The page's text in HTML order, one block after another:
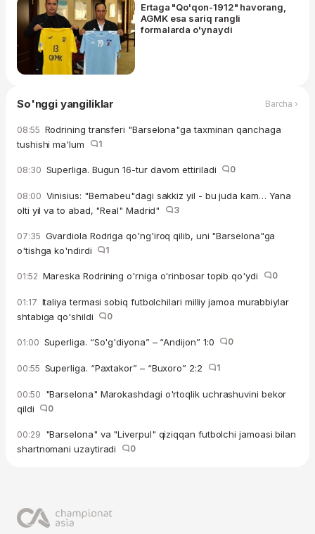
Ertaga "Qo'qon-1912" havorang,
AGMK esa sariq rangli
formalarda o'ynaydi
So'nggi yangiliklar Barcha ›
08:55 Rodrining transferi "Barselona"ga taxminan qanchaga
tushishi ma'lum
1
08:30 Superliga. Bugun 16-tur davom ettiriladi 0
08:00 Vinisius: "Bernabeu"dagi sakkiz yil - bu juda kam… Yana
olti yil va to abad, "Real" Madrid"
3
07:35 Gvardiola Rodriga qo'ng'iroq qilib, uni "Barselona"ga
o'tishga ko'ndirdi
1
01:52 Mareska Rodrining o'rniga o'rinbosar topib qo'ydi 0
01:17 Italiya termasi sobiq futbolchilari milliy jamoa murabbiylar
shtabiga qo'shildi
0
01:00 Superliga. “So'g'diyona” – “Andijon” 1:0 0
00:55 Superliga. “Paxtakor” – “Buxoro” 2:2 1
00:50 "Barselona" Marokashdagi o'rtoqlik uchrashuvini bekor
qildi
0
00:29 "Barselona" va "Liverpul" qiziqqan futbolchi jamoasi bilan
shartnomani uzaytiradi
0